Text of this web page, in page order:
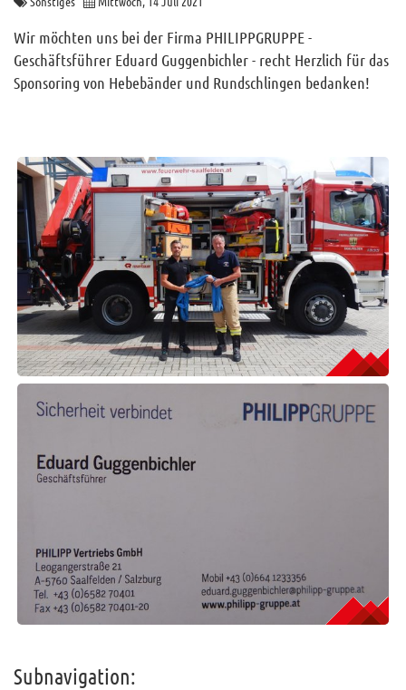
Funktionäre
Info und Tipps
Home
Kontakt
Sitemap
Impressum
RSS News
Links
Datenschutz
Wir möchten uns bei der Firma PHILIPPGRUPPE -
Geschäftsführer Eduard Guggenbichler - recht Herzlich für das
Sponsoring von Hebebänder und Rundschlingen bedanken!
Subnavigation: